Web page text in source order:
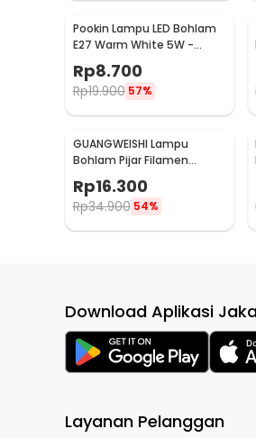
Pookin Lampu LED Bohlam
E27 Warm White 5W -
PK605
Rp8.700
Rp19.900 57%
GUANGWEISHI Lampu
Bohlam Pijar Filamen
Edison E27 220V 4W - ST64
Rp16.300
Rp34.900 54%
Download Aplikasi
Layanan Pelanggan